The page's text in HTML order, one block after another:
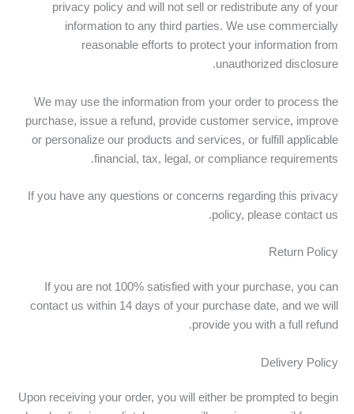
privacy policy and will not sell or redistribute any of your
information to any third parties. We use commercially
reasonable efforts to protect your information from
unauthorized disclosure.
We may use the information from your order to process the
purchase, issue a refund, provide customer service, improve
or personalize our products and services, or fulfill applicable
financial, tax, legal, or compliance requirements.
If you have any questions or concerns regarding this privacy
policy, please contact us.
Return Policy
If you are not 100% satisfied with your purchase, you can
contact us within 14 days of your purchase date, and we will
provide you with a full refund.
Delivery Policy
Upon receiving your order, you will either be prompted to begin